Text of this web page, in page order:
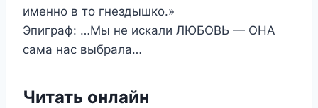
именно в то гнездышко.»
Эпиграф: …Мы не искали ЛЮБОВЬ — ОНА
сама нас выбрала…
Читать онлайн